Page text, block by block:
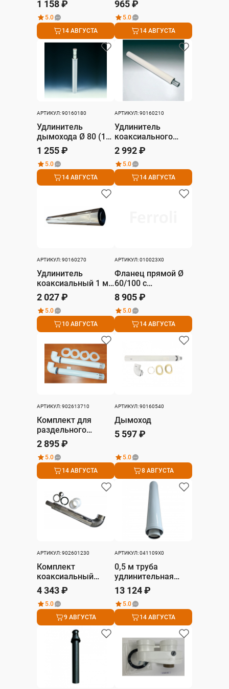
1 158 ₽
5.0
14 АВГУСТА
965 ₽
5.0
14 АВГУСТА
АРТИКУЛ: 90160180
Удлинитель
дымохода Ø 80 (1
м)
1 255 ₽
5.0
14 АВГУСТА
АРТИКУЛ: 90160210
Удлинитель
коаксиального
дымохода d.100x60
(1 м)
2 992 ₽
5.0
14 АВГУСТА
АРТИКУЛ: 90160270
Удлинитель
коаксиальный 1 м,
D 80/127 мм
2 027 ₽
5.0
10 АВГУСТА
АРТИКУЛ: 010023X0
Фланец прямой Ø
60/100 с
конденсатоотводчиком
8 905 ₽
5.0
14 АВГУСТА
АРТИКУЛ: 902613710
Комплект для
раздельного
дымоудаления Ø
80/80 Aluminum
pipe assembly
2 895 ₽
5.0
14 АВГУСТА
АРТИКУЛ: 90160540
Дымоход
5 597 ₽
5.0
8 АВГУСТА
АРТИКУЛ: 902601230
Комплект
коаксиальный
Ferroli Ø80/127
(длина 1 м) нерж
4 343 ₽
5.0
9 АВГУСТА
АРТИКУЛ: 041109X0
0,5 м труба
удлинительная
Ø100/150 мм
13 124 ₽
5.0
14 АВГУСТА